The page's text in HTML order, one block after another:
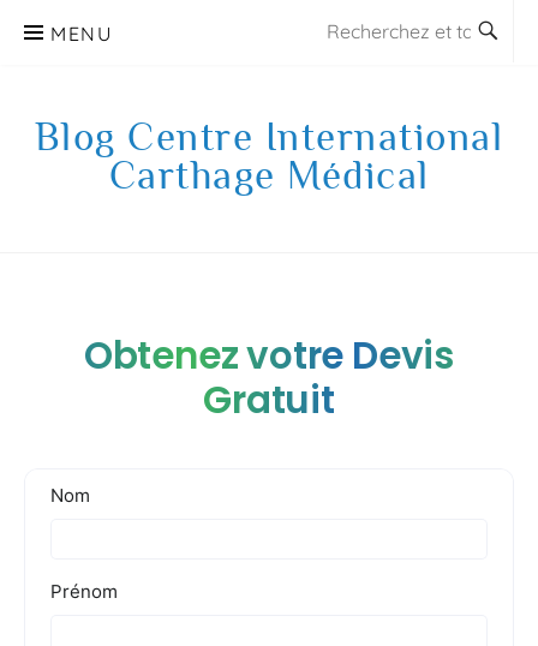
MENU
Blog Centre International
Carthage Médical
Obtenez votre Devis
Gratuit